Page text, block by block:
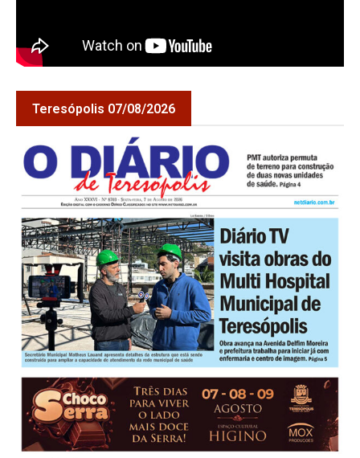
Teresópolis 07/08/2026